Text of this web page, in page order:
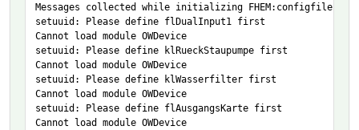
Messages collected while initializing FHEM:configfile:
setuuid: Please define flDualInput1 first
Cannot load module OWDevice
setuuid: Please define klRueckStaupumpe first
Cannot load module OWDevice
setuuid: Please define klWasserfilter first
Cannot load module OWDevice
setuuid: Please define flAusgangsKarte first
Cannot load module OWDevice